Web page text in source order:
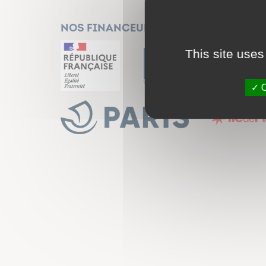
Nos financeurs
This site